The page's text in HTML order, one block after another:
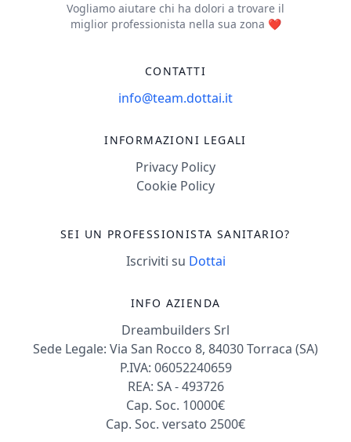
Vogliamo aiutare chi ha dolori a trovare il
miglior professionista nella sua zona ❤️
CONTATTI
info@team.dottai.it
INFORMAZIONI LEGALI
Privacy Policy
Cookie Policy
SEI UN PROFESSIONISTA SANITARIO?
Iscriviti su Dottai
INFO AZIENDA
Dreambuilders Srl
Sede Legale: Via San Rocco 8, 84030 Torraca (SA)
P.IVA: 06052240659
REA: SA - 493726
Cap. Soc. 10000€
Cap. Soc. versato 2500€